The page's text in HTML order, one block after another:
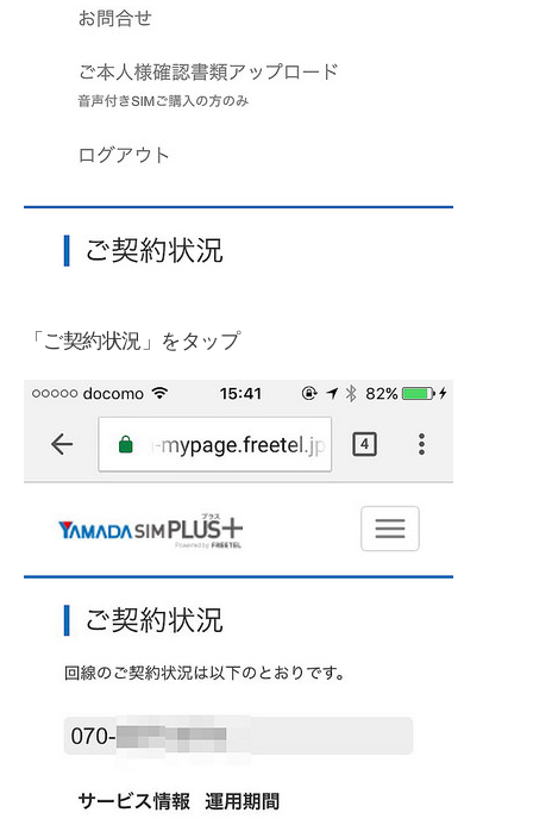
「ご契約状況」をタップ